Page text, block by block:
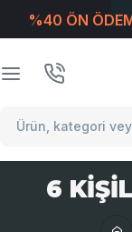
%40 ÖN
6
T-Soft